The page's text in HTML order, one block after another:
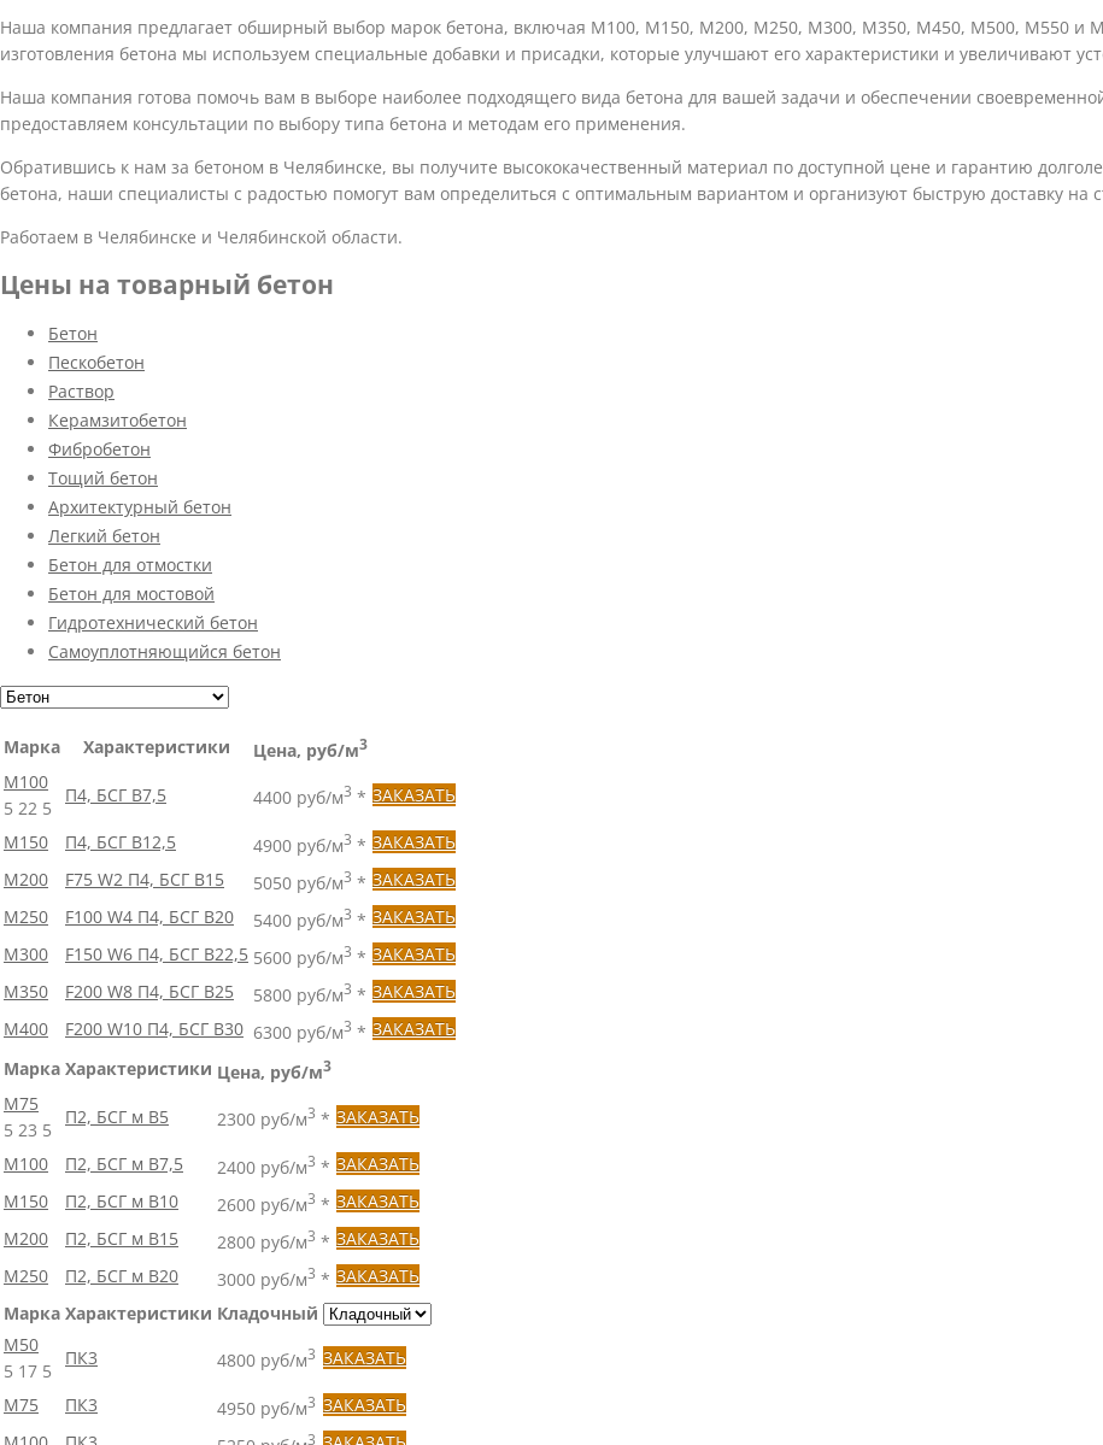
Наша компания предлагает обширный выбор марок бетона, включая М100, М150, М200, М250, М300, М350, М450, М500, М550 и
изготовления бетона мы используем специальные добавки и присадки, которые улучшают его характеристики и увеличивают
Наша компания готова помочь вам в выборе наиболее подходящего вида бетона для вашей задачи и обеспечении
предоставляем консультации по выбору типа бетона и методам его применения.
Обратившись к нам за бетоном в Челябинске, вы получите высококачественный материал по доступной цене и гарантию
бетона, наши специалисты с радостью помогут вам определиться с оптимальным вариантом и организуют быструю доставку на
Работаем в Челябинске и Челябинской области.
Цены на товарный бетон
Бетон
Пескобетон
Раствор
Керамзитобетон
Фибробетон
Тощий бетон
Архитектурный бетон
Легкий бетон
Бетон для отмостки
Бетон для мостовой
Гидротехнический бетон
Самоуплотняющийся бетон
Марка Характеристики Цена, руб/м3
М100
5 22 5
П4, БСГ В7,5 4400 руб/м3 * ЗАКАЗАТЬ
М150 П4, БСГ В12,5 4900 руб/м3 * ЗАКАЗАТЬ
М200
F75 W2 П4, БСГ В15 5050 руб/м3 * ЗАКАЗАТЬ
М250
F100 W4 П4, БСГ В20 5400 руб/м3 * ЗАКАЗАТЬ
М300
F150 W6 П4, БСГ В22,5 5600 руб/м3 * ЗАКАЗАТЬ
М350
F200 W8 П4, БСГ В25 5800 руб/м3 * ЗАКАЗАТЬ
М400
F200 W10 П4, БСГ В30 6300 руб/м3 * ЗАКАЗАТЬ
Марка Характеристики Цена, руб/м3
М75
5 23 5
П2, БСГ м В5 2300 руб/м3 * ЗАКАЗАТЬ
М100 П2, БСГ м В7,5 2400 руб/м3 * ЗАКАЗАТЬ
М150
П2, БСГ м В10 2600 руб/м3 * ЗАКАЗАТЬ
М200
П2, БСГ м В15 2800 руб/м3 * ЗАКАЗАТЬ
М250
П2, БСГ м В20 3000 руб/м3 * ЗАКАЗАТЬ
Марка Характеристики Кладочный
М50
5 17 5
ПК3 4800 руб/м3 ЗАКАЗАТЬ
М75 ПК3 4950 руб/м3 ЗАКАЗАТЬ
3